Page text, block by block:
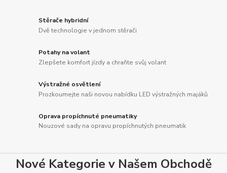
Stěrače hybridní
Dvě technologie v jednom stěrači
Potahy na volant
Zlepšete komfort jízdy a chraňte svůj volant
Výstražné osvětlení
Prozkoumejte naši novou nabídku LED výstražných majáků
Oprava propíchnuté pneumatiky
Nouzové sady na opravu propíchnutých pneumatik
Nové Kategorie v Našem Obchodě